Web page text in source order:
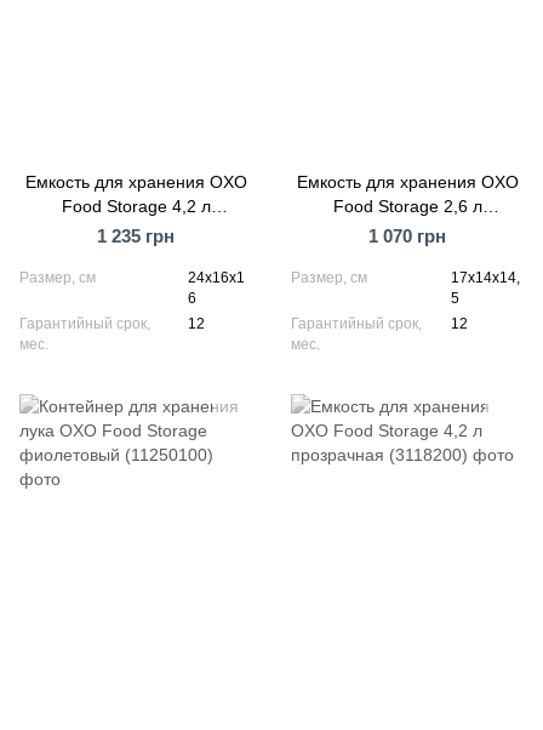
Емкость для хранения ОXO
Food Storage 4,2 л
прозрачная (11233500)
1 235 грн
Размер, см
24х16х1
6
Гарантийный срок,
мес.
12
Емкость для хранения ОXO
Food Storage 2,6 л
прозрачная (11233600)
1 070 грн
Размер, см
17х14х14,
5
Гарантийный срок,
мес.
12